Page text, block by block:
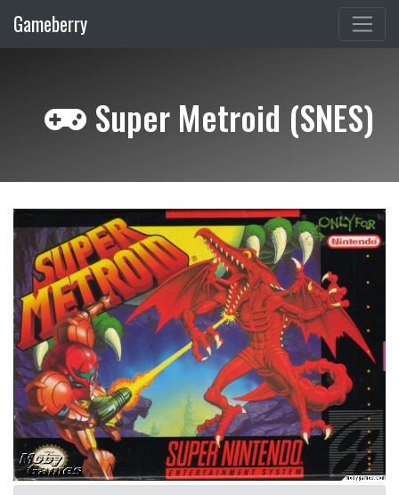
Gameberry
Super Metroid (SNES)